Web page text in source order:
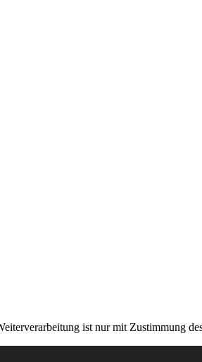
ist nur mit Zustimmung